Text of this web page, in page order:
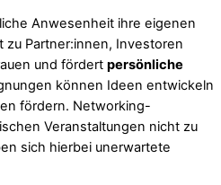
Anwesenheit ihre eigenen
zu Partner:innen, Investoren
und fördert persönliche
können Ideen entwickeln
fördern. Networking-
Veranstaltungen nicht zu
sich hierbei unerwartete